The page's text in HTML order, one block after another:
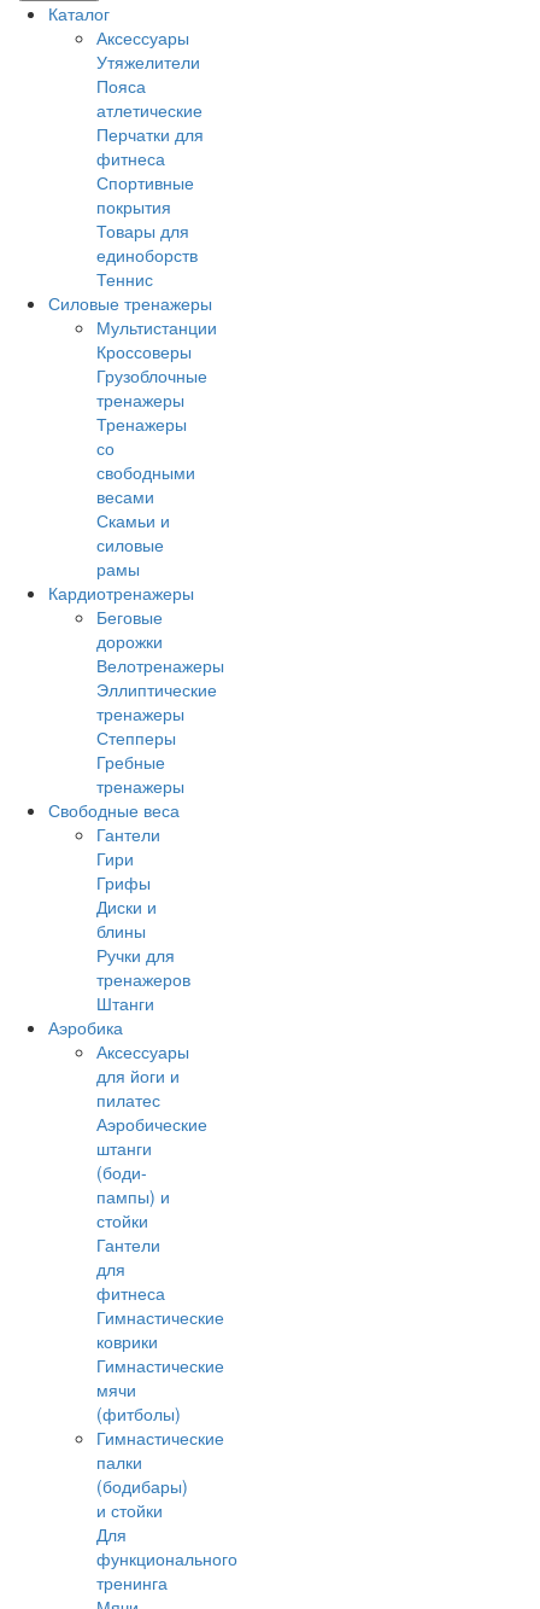
Каталог
Аксессуары
Утяжелители
Пояса
атлетические
Перчатки для
фитнеса
Спортивные
покрытия
Товары для
единоборств
Теннис
Силовые тренажеры
Мультистанции
Кроссоверы
Грузоблочные
тренажеры
Тренажеры
со
свободными
весами
Скамьи и
силовые
рамы
Кардиотренажеры
Беговые
дорожки
Велотренажеры
Эллиптические
тренажеры
Степперы
Гребные
тренажеры
Свободные веса
Гантели
Гири
Грифы
Диски и
блины
Ручки для
тренажеров
Штанги
Аэробика
Аксессуары
для йоги и
пилатес
Аэробические
штанги
(боди-
пампы) и
стойки
Гантели
для
фитнеса
Гимнастические
коврики
Гимнастические
мячи
(фитболы)
Гимнастические
палки
(бодибары)
и стойки
Для
функционального
тренинга